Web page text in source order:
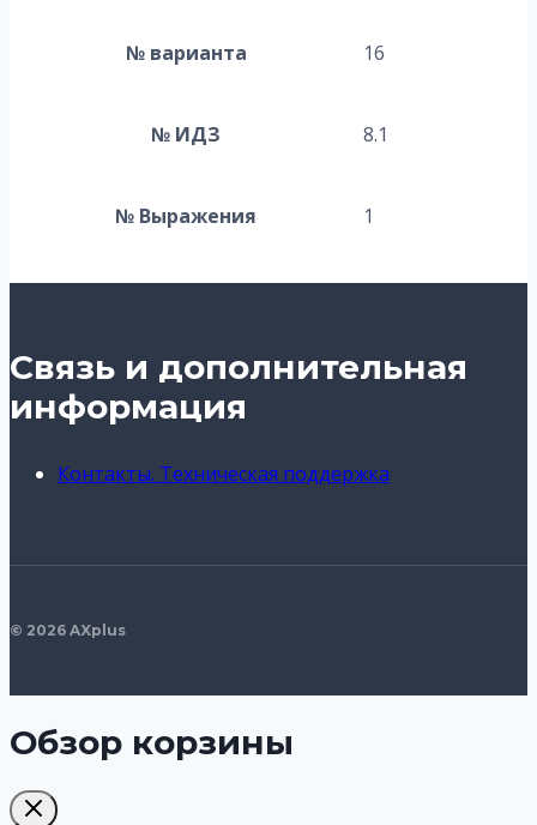
№ варианта 16
№ ИДЗ 8.1
№ Выражения 1
Связь и дополнительная
информация
Контакты. Техническая поддержка
© 2026 AXplus
Обзор корзины